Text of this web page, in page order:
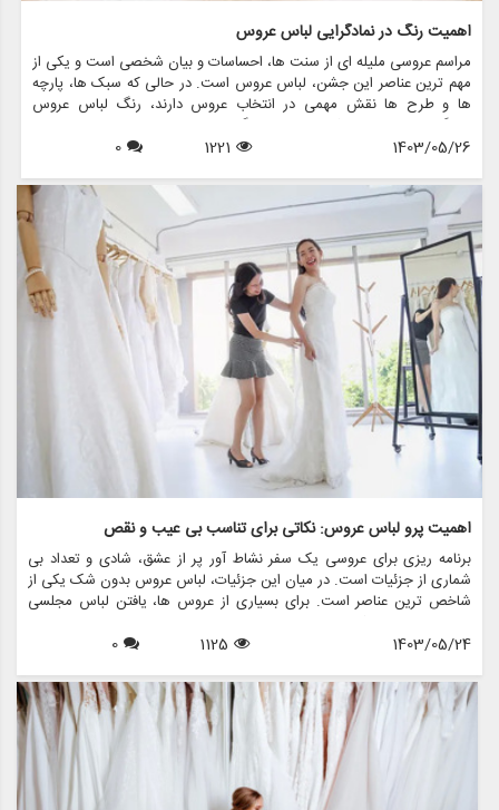
اهمیت رنگ در نمادگرایی لباس عروس
مراسم عروسی ملیله ای از سنت ها، احساسات و بیان شخصی است و یکی از
مهم ترین عناصر این جشن، لباس عروس است. در حالی که سبک ها، پارچه
ها و طرح ها نقش مهمی در انتخاب عروس دارند، رنگ لباس عروس
نمادگرایی عمیقی دارد که فراتر از فرهنگ ها و نسل ها است. در این مقاله،
اهمیت رنگ را در نمادگرایی لباس عروس بررسی می کنیم، به معانی پشت
مانند مزون چرخچی می توانند به عروس ها کمک کنند تا لباس مناسب خود
را پیدا کنند.
1403/05/26
1221
0
اهمیت پرو لباس عروس: نکاتی برای تناسب بی عیب و نقص
برنامه ریزی برای عروسی یک سفر نشاط آور پر از عشق، شادی و تعداد بی
شماری از جزئیات است. در میان این جزئیات، لباس عروس بدون شک یکی از
شاخص ترین عناصر است. برای بسیاری از عروس ها، یافتن لباس مجلسی
و نقص آن در روز بزرگ، نیاز به آماده سازی دقیق دارد. اینجاست که مفهوم
عروس را بررسی خواهیم کرد، نکاتی را برای دستیابی به تناسب بی عیب و
نقص به اشتراک می گذاریم، و نشان می دهیم که چگونه فروشگاه هایی مانند
مزون چرخچی می توانند به شما در این فرآیند مهم کمک کنند.
1403/05/24
1125
0